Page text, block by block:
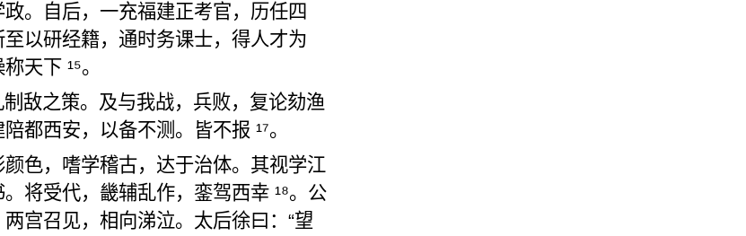
。自后， 一充福建正考官，历任四
至以研经籍，通时务课士，得人才为
称天下 ¹⁵。
制敌之策。及与我战，兵败，复论劾渔
陪都西安，以备不测。皆不报 ¹⁷。
色，嗜学稽古，达于治体。其视学江
将受代，畿辅乱作， 銮驾西幸 ¹⁸。公
两宫召见，相向涕泣。太后徐曰：“望